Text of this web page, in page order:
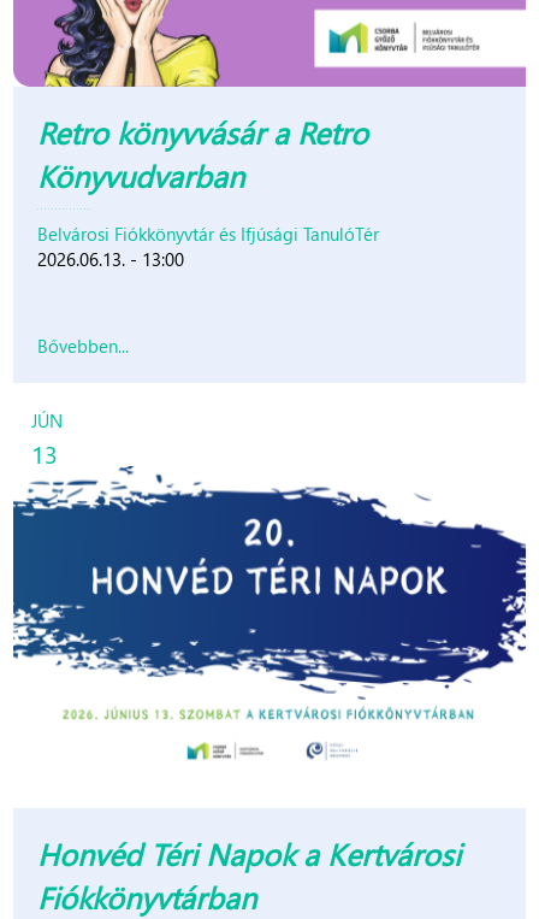
Retro könyvvásár a Retro
Könyvudvarban
Belvárosi Fiókkönyvtár és Ifjúsági TanulóTér
2026.06.13. - 13:00
Bővebben...
JÚN
13
Honvéd Téri Napok a Kertvárosi
Fiókkönyvtárban